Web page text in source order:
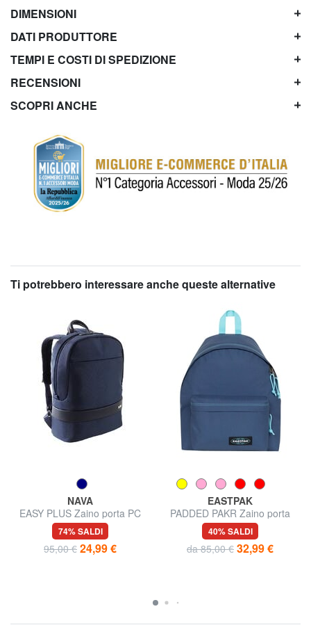
DIMENSIONI
DATI PRODUTTORE
TEMPI E COSTI DI SPEDIZIONE
RECENSIONI
SCOPRI ANCHE
Ti potrebbero interessare anche queste alternative
NAVA
EASY PLUS Zaino porta PC
15,6"
74% SALDI
95,00 € 24,99 €
EASTPAK
PADDED PAKR Zaino porta
tablet
40% SALDI
da 85,00 € 32,99 €